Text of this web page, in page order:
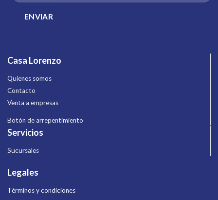
Casa Lorenzo
Quienes somos
Contacto
Venta a empresas
Botón de arrepentimiento
Servicios
Sucursales
Legales
Términos y condiciones